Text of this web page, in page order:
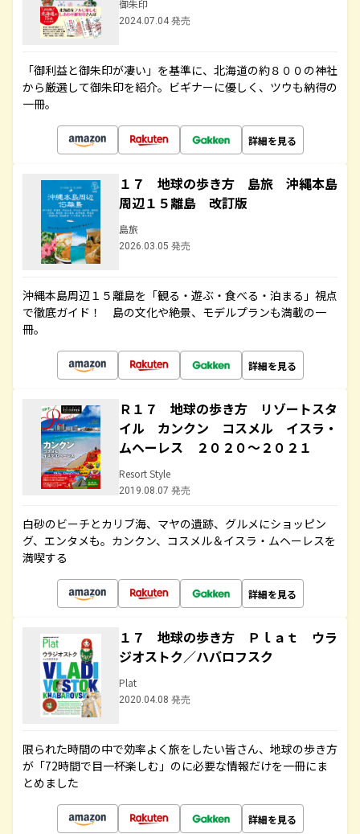
御朱印
2024.07.04 発売
「御利益と御朱印が凄い」を基準に、北海道の約８００の神社
から厳選して御朱印を紹介。ビギナーに優しく、ツウも納得の
一冊。
詳細を見る
１７ 地球の歩き方 島旅 沖縄本島
周辺１５離島 改訂版
島旅
2026.03.05 発売
沖縄本島周辺１５離島を「観る・遊ぶ・食べる・泊まる」視点
で徹底ガイド！ 島の文化や絶景、モデルプランも満載の一
冊。
詳細を見る
Ｒ１７ 地球の歩き方 リゾートスタ
イル カンクン コスメル イスラ・
ムヘーレス ２０２０～２０２１
Resort Style
2019.08.07 発売
白砂のビーチとカリブ海、マヤの遺跡、グルメにショッピン
グ、エンタメも。カンクン、コスメル＆イスラ・ムヘーレスを
満喫する
詳細を見る
１７ 地球の歩き方 Ｐｌａｔ ウラ
ジオストク／ハバロフスク
Plat
2020.04.08 発売
限られた時間の中で効率よく旅をしたい皆さん、地球の歩き方
が「72時間で目一杯楽しむ」のに必要な情報だけを一冊にま
とめました
詳細を見る